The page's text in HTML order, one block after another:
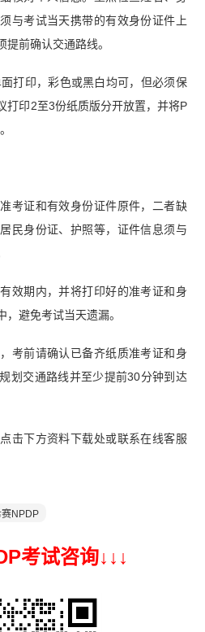
与考试当天携带的有效身份证件上
前确认交通路线。
打印，彩色或黑白均可，但必须保
打印2至3份纸质版分开放置，并将P
考证和有效身份证件原件，二者缺
民身份证、护照等，证件信息须与
效期内，并将打印好的准考证和身
避免考试当天遗漏。
考前请确认已备齐纸质准考证和身
划交通路线并至少提前30分钟到达
击下方资料下载处或联系在线客服
赛NPDP
考试咨询↓ ↓ ↓